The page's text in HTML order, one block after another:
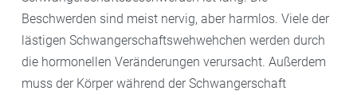
Beschwerden sind meist nervig, aber harmlos. Viele der
lästigen Schwangerschaftswehwehchen werden durch
die hormonellen Veränderungen verursacht. Außerdem
muss der Körper während der Schwangerschaft